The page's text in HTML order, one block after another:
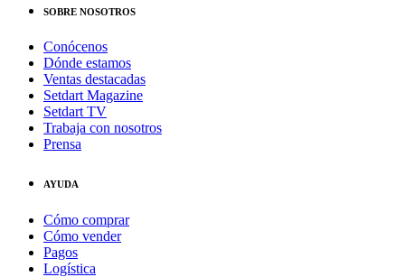
SOBRE NOSOTROS
Conócenos
Dónde estamos
Ventas destacadas
Setdart Magazine
Setdart TV
Trabaja con nosotros
Prensa
AYUDA
Cómo comprar
Cómo vender
Pagos
Logística